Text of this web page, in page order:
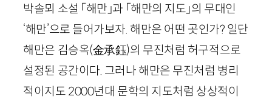
박솔뫼 소설 「해만」과 「해만의 지도」의 무대인
‘해만’으로 들어가보자. 해만은 어떤 곳인가? 일단
해만은 김승옥(金承鈺)의 무진처럼 허구적으로
설정된 공간이다. 그러나 해만은 무진처럼 병리
적이지도 2000년대 문학의 지도처럼 상상적이